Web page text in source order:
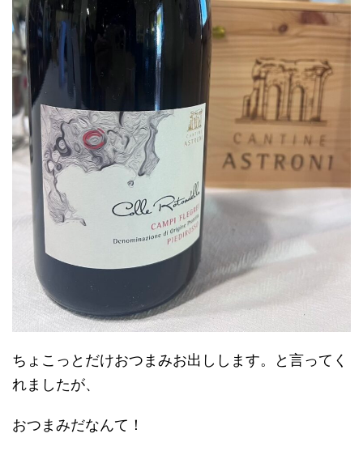
ちょこっとだけおつまみお出しします。と言ってく
れましたが、
おつまみだなんて！